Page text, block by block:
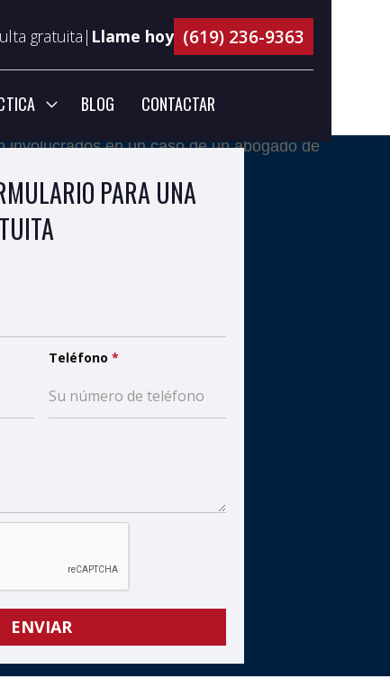
gratuita| Llame hoy (619) 236-9363
BLOG CONTACTAR
PARA UNA
Teléfono*